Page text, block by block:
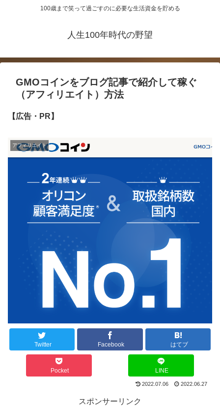
100歳まで笑って過ごすのに必要な生活資金を貯める
人生100年時代の野望
GMOコインをブログ記事で紹介して稼ぐ
（アフィリエイト）方法
【広告・PR】
アフィリエイト
Twitter Facebook はてブ
Pocket LINE
2022.07.06 2022.06.27
スポンサーリンク